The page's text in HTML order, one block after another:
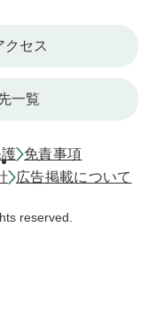
クセス
一覧
免責事項
広告掲載について
reserved.